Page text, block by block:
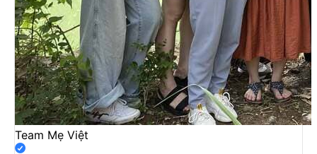
Team Mẹ Việt